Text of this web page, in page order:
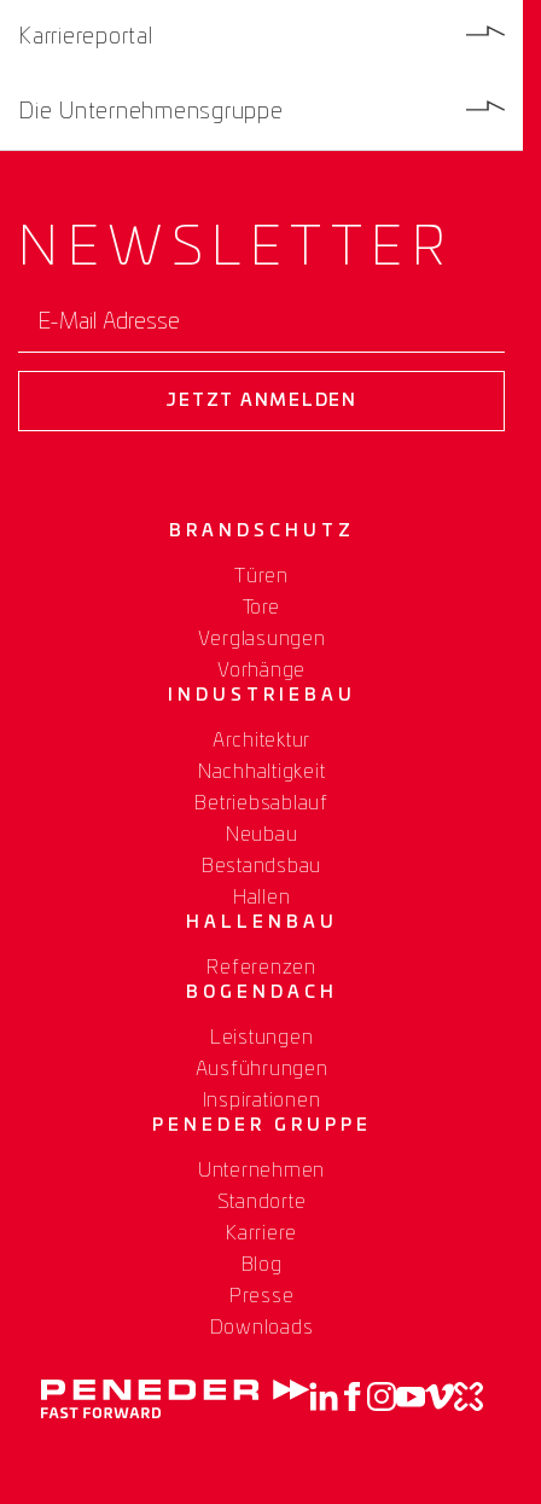
Karriereportal
Die Unternehmensgruppe
NEWS­ LETTER
E-Mail Adresse
JETZT ANMELDEN
BRANDSCHUTZ
Türen
Tore
Verglasungen
Vorhänge
INDUSTRIEBAU
Architektur
Nachhaltigkeit
Betriebsablauf
Neubau
Bestandsbau
Hallen
HALLENBAU
Referenzen
BOGENDACH
Leistungen
Ausführungen
Inspirationen
PENEDER GRUPPE
Unternehmen
Standorte
Karriere
Blog
Presse
Downloads